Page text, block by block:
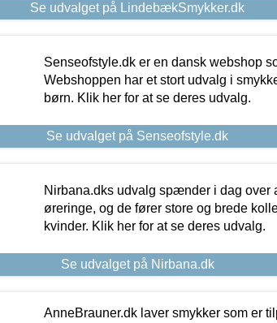
Se udvalget på LindebækSmykker.dk
Senseofstyle.dk er en dansk webshop
Webshoppen har et stort udvalg i
børn. Klik her for at se deres udvalg.
Se udvalget på Senseofstyle.dk
Nirbana.dks udvalg spænder i dag over
øreringe, og de fører store og brede
kvinder. Klik her for at se deres udvalg.
Se udvalget på Nirbana.dk
AnneBrauner.dk laver smykker som er